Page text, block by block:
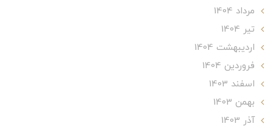
مرداد 1404
تير 1404
ارديبهشت 1404
فروردین 1404
اسفند 1403
بهمن 1403
آذر 1403